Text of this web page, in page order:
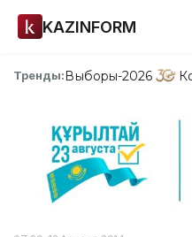
KAZINFORM
Тренды:Выборы-2026